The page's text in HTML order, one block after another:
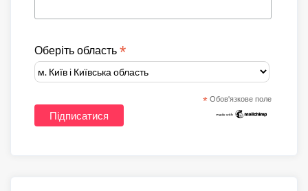
Оберіть область *
* Обов'язкове поле